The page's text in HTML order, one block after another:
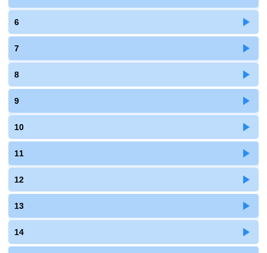
6
7
8
9
10
11
12
13
14